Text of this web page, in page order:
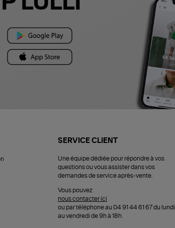
SERVICE CLIENT
Une équipe dédiée pour répondre à vos
questions ou vous assister dans vos
demandes de service après-vente.
Vous pouvez
nous contacter ici
ou par téléphone au 04 91 44 61 67 du lundi
au vendredi de 9h à 18h.